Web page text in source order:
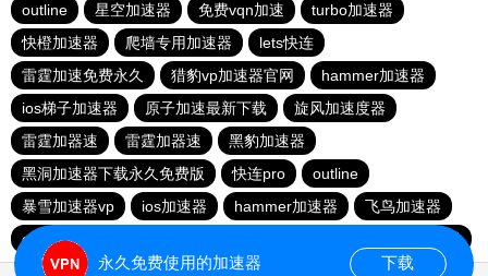
outline
星空加速器 免费vqn加速
turbo加速器
快橙加速器
爬墙专用加速器
lets快连
雷霆加速免费永久
猎豹vp加速器官网
hammer加速器
ios梯子加速器
原子加速最新下载
旋风加速度器
雷霆加器速
雷霆加器速
黑豹加速器
黑洞加速器下载永久免费版
快连pro
outline
暴雪加速器vp
ios加速器 hammer加速器
飞鸟加速器
outline
黑洞nvp加速器
永久免费使用的加速器 下载